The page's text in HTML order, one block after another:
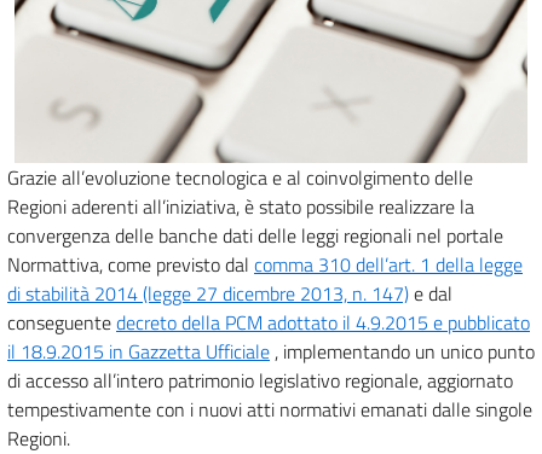
Grazie all’evoluzione tecnologica e al coinvolgimento delle
Regioni aderenti all’iniziativa, è stato possibile realizzare la
convergenza delle banche dati delle leggi regionali nel portale
Normattiva, come previsto dal comma 310 dell’art. 1 della legge
di stabilità 2014 (legge 27 dicembre 2013, n. 147)e dal
conseguentedecreto della PCM adottato il 4.9.2015 e pubblicato
il 18.9.2015 in Gazzetta Ufficiale , implementando un unico punto
di accesso all’intero patrimonio legislativo regionale, aggiornato
tempestivamente con i nuovi atti normativi emanati dalle singole
Regioni.